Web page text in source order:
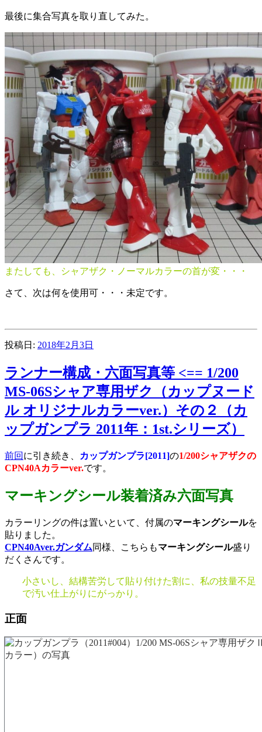
最後に集合写真を取り直してみた。
またしても、シャアザク・ノーマルカラーの首が変・・・
さて、次は何を使用可・・・未定です。
投稿日: 2018年2月3日
ランナー構成・六面写真等 <== 1/200
MS-06Sシャア専用ザク（カップヌード
ル オリジナルカラーver.）その２（カ
ップガンプラ 2011年：1st.シリーズ）
前回 に引き続き、 カップガンプラ[2011]の1/200シャアザクの
CPN40Aカラーver.です。
マーキングシール装着済み六面写真
カラーリングの件は置いといて、付属のマーキングシールを
貼りました。
CPN40Aver.ガンダム同様、こちらもマーキングシール盛り
だくさんです。
小さいし、結構苦労して貼り付けた割に、私の技量不足
で汚い仕上がりにがっかり。
正面